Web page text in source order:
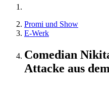
Promi und Show
E-Werk
Comedian
Attacke aus